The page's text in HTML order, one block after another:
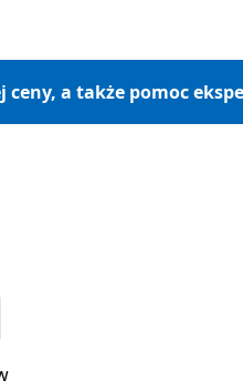
a także pomoc